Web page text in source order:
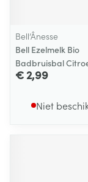
Bell’Ânesse
Bell Ezelmelk Bio
Badbruisbal
€ 2,99
Niet